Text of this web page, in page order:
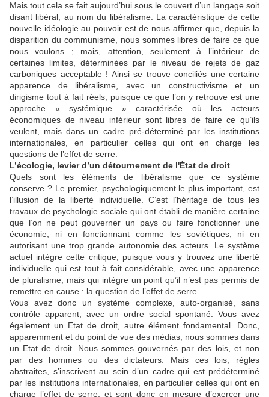
Mais tout cela se fait aujourd’hui sous le couvert d’un langage soit
disant libéral, au nom du libéralisme. La caractéristique de cette
nouvelle idéologie au pouvoir est de nous affirmer que, depuis la
disparition du communisme, nous sommes libres de faire ce que
nous voulons ; mais, attention, seulement à l’intérieur de
certaines limites, déterminées par le niveau de rejets de gaz
carboniques acceptable ! Ainsi se trouve conciliés une certaine
apparence de libéralisme, avec un constructivisme et un
dirigisme tout à fait réels, puisque ce que l’on y retrouve est une
approche « systémique » caractérisée où les acteurs
économiques de niveau inférieur sont libres de faire ce qu’ils
veulent, mais dans un cadre pré-déterminé par les institutions
internationales, en particulier celles qui ont en charge les
questions de l’effet de serre.
L’écologie, levier d’un détournement de l'État de droit
Quels sont les éléments de libéralisme que ce système
conserve ? Le premier, psychologiquement le plus important, est
l’illusion de la liberté individuelle. C’est l’héritage de tous les
travaux de psychologie sociale qui ont établi de manière certaine
que l’on ne peut gouverner un pays ou faire fonctionner une
économie, ni en fonctionnant comme les soviétiques, ni en
autorisant une trop grande autonomie des acteurs. Le système
actuel intègre cette critique, puisque vous y trouvez une liberté
individuelle qui est tout à fait considérable, avec une apparence
de pluralisme, mais qui intègre un point qu’il n’est pas permis de
remettre en cause : la question de l’effet de serre.
Vous avez donc un système complexe, auto-organisé, sans
contrôle apparent, avec un ordre social spontané. Vous avez
également un Etat de droit, autre élément fondamental. Donc,
apparemment et du point de vue des médias, nous sommes dans
un Etat de droit. Nous sommes gouvernés par des lois, et non
par des hommes ou des dictateurs. Mais ces lois, règles
abstraites, s’inscrivent au sein d’un cadre qui est prédéterminé
par les institutions internationales, en particulier celles qui ont en
charge l’effet de serre, et sont donc en mesure d’exercer une